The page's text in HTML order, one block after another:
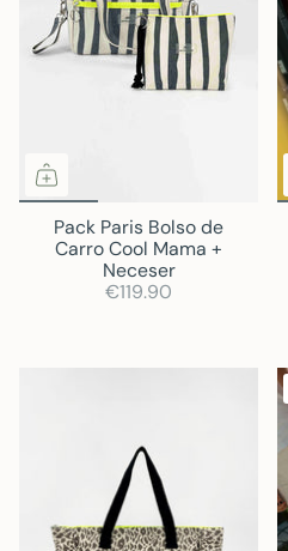
Pack Paris Bolso de
Carro Cool Mama +
Neceser
€119.90